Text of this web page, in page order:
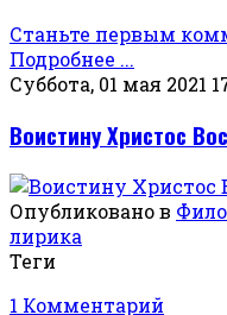
Станьте первым
Подробнее ...
Суббота, 01 мая 2021
Воистину Христос
Опубликовано в
лирика
Теги
1 Комментарий